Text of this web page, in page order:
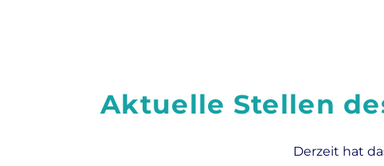
Aktuelle Stellen
Derzeit hat